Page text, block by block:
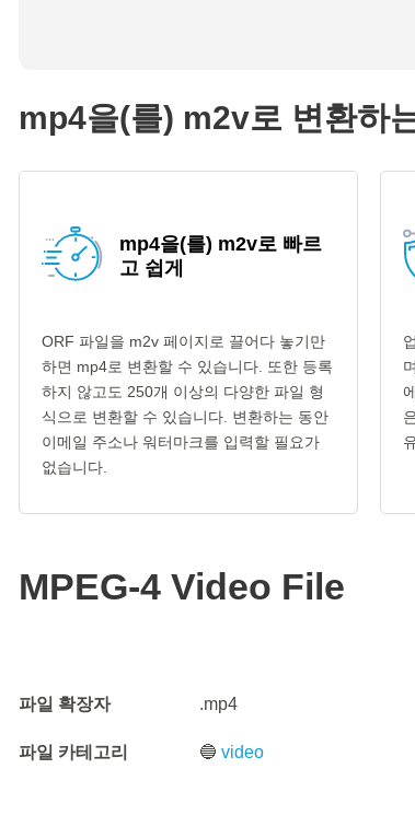
mp4을(를) m2v로 변환하
mp4을(를) m2v로 빠르
고 쉽게
ORF 파일을 m2v 페이지로 끌어다 놓기만
하면 mp4로 변환할 수 있습니다. 또한 등록
하지 않고도 250개 이상의 다양한 파일 형
식으로 변환할 수 있습니다. 변환하는 동안
이메일 주소나 워터마크를 입력할 필요가
없습니다.
MPEG-4 Video File
파일 확장자 .mp4
파일 카테고리 🔵video